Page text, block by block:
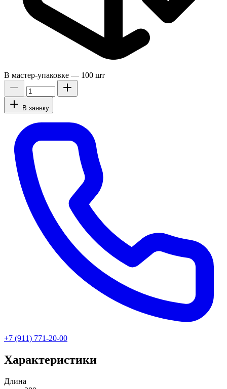
В мастер-упаковке — 100 шт
В заявку
+7 (911) 771-20-00
Характеристики
Длина